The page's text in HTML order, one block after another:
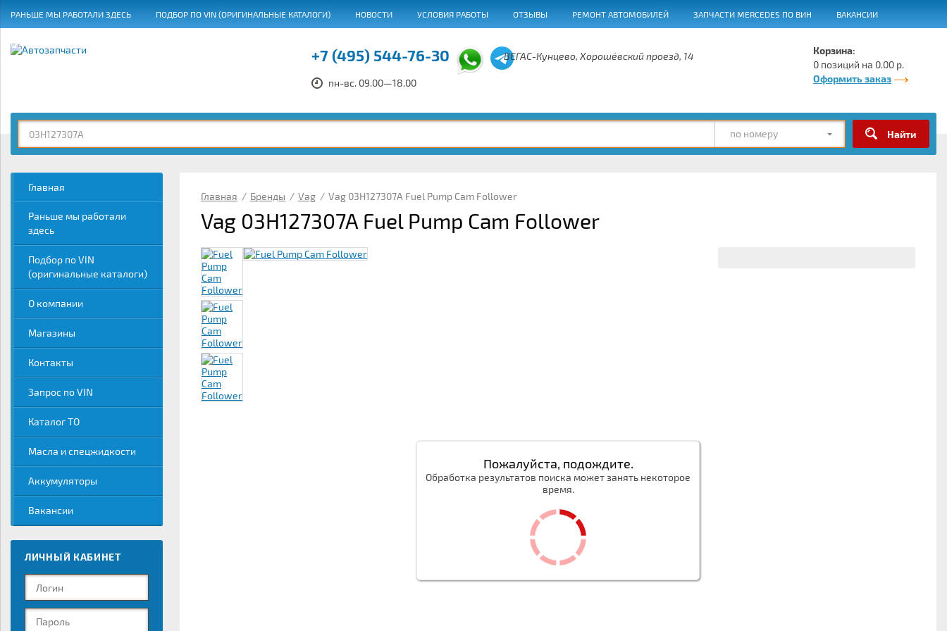
РАНЬШЕ МЫ РАБОТАЛИ ЗДЕСЬ ПОДБОР ПО VIN (ОРИГИНАЛЬНЫЕ КАТАЛОГИ) НОВОСТИ УСЛОВИЯ РАБОТЫ ОТЗЫВЫ РЕМОНТ АВТОМОБИЛЕЙ ЗАПЧАСТИ MERCEDES ПО ВИН ВАКАНСИИ
ГРАФИК РАБОТЫ
+7 (495) 544-76-30
пн-вс. 09.00—18.00
ВЕГАС-Кунцево, Хорошёвский проезд, 14
Корзина:
0 позиций на 0.00 р.
Оформить заказ
по номеру
Главная / Бренды / Vag / Vag 03H127307A Fuel Pump Cam Follower
Vag 03H127307A Fuel Pump Cam Follower
Пожалуйста, подождите.
Обработка результатов поиска может занять некоторое
время.
Главная
Раньше мы работали
здесь
Подбор по VIN
(оригинальные каталоги)
О компании
Магазины
Контакты
Запрос по VIN
Каталог ТО
Масла и спецжидкости
Аккумуляторы
Вакансии
ЛИЧНЫЙ КАБИНЕТ